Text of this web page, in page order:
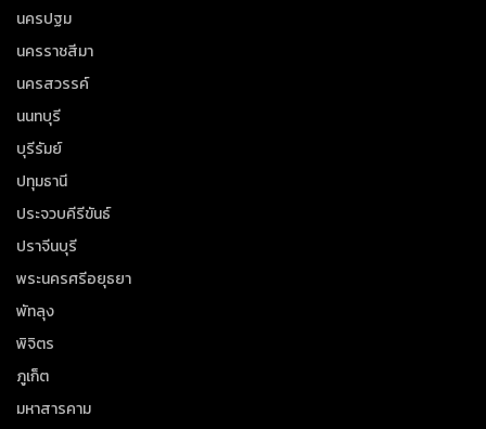
นครปฐม
นครราชสีมา
นครสวรรค์
นนทบุรี
บุรีรัมย์
ปทุมธานี
ประจวบคีรีขันธ์
ปราจีนบุรี
พระนครศรีอยุธยา
พัทลุง
พิจิตร
ภูเก็ต
มหาสารคาม